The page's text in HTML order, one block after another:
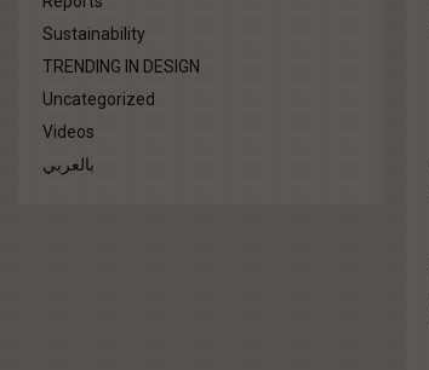
Sustainability
TRENDING IN DESIGN
Uncategorized
Videos
بالعربي